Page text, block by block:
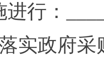
行：
实政府